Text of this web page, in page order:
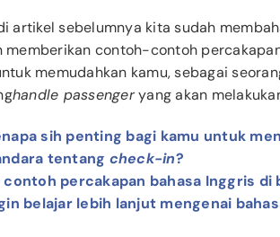
artikel sebelumnya kita sudah
memberikan contoh-contoh
memudahkan kamu, sebagai
handle passengeryang akan
sih penting bagi kamu untuk
tentang check-in?
contoh percakapan bahasa Inggris
belajar lebih lanjut mengenai